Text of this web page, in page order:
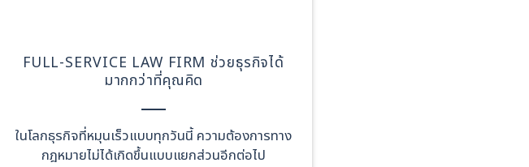
FULL-SERVICE LAW FIRM ช่วยธุรกิจได้
มากกว่าที่คุณคิด
ในโลกธุรกิจที่หมุนเร็วแบบทุกวันนี้ ความต้องการทาง
กฎหมายไม่ได้เกิดขึ้นแบบแยกส่วนอีกต่อไป